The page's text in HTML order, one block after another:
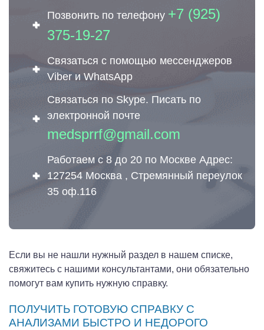
Позвонить по телефону +7 (925)
375-19-27
Связаться с помощью мессенджеров
Viber и WhatsApp
Связаться по Skype. Писать по
электронной почте
medsprrf@gmail.com
Работаем с 8 до 20 по Москве Адрес:
127254 Москва , Стремянный переулок
35 оф.116
Если вы не нашли нужный раздел в нашем списке,
свяжитесь с нашими консультантами, они обязательно
помогут вам купить нужную справку.
ПОЛУЧИТЬ ГОТОВУЮ СПРАВКУ С
АНАЛИЗАМИ БЫСТРО И НЕДОРОГО